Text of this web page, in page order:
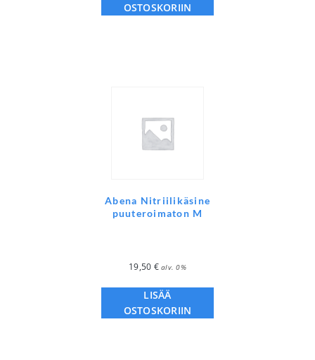
OSTOSKORIIN
Abena Nitriilikäsine
puuteroimaton M
19,50 € alv. 0%
LISÄÄ
OSTOSKORIIN